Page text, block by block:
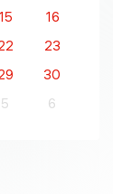
15
16
23
30
5 6